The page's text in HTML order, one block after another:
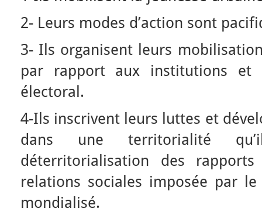
2- Leurs modes d’action sont
3- Ils organisent leurs
par rapport aux institutions et
électoral.
4-Ils inscrivent leurs luttes et
dans une territorialité
déterritorialisation des
relations sociales imposée par
mondialisé.